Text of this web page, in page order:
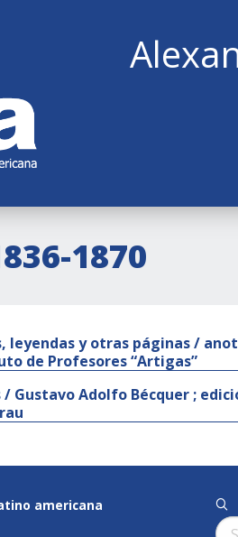
1870
leyendas y otras páginas /
de Profesores “Artigas”
/ Gustavo Adolfo Bécquer ;
americana
q